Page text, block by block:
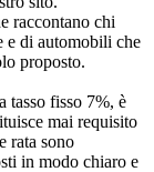
raccontano chi
e di automobili che
proposto.
tasso fisso 7%, è
mai requisito
rata sono
in modo chiaro e